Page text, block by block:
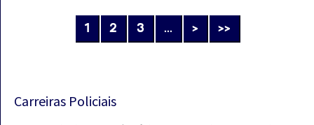
1 2 3 ... > >>
Carreiras Policiais